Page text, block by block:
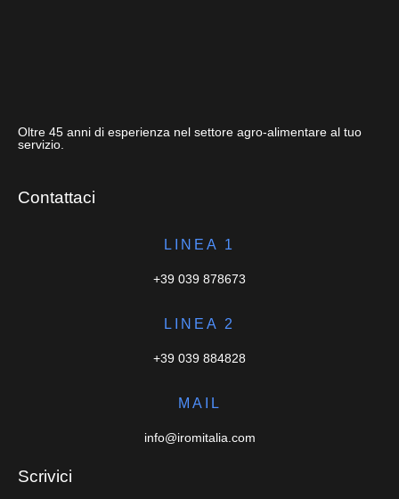
Oltre 45 anni di esperienza nel settore agro-alimentare al tuo
servizio.
Contattaci
LINEA 1
+39 039 878673
LINEA 2
+39 039 884828
MAIL
info@iromitalia.com
Scrivici